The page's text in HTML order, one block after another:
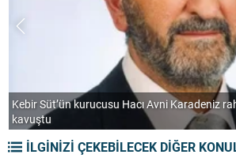
Serdal Adalı’dan gündemi sarsan Salah
İLGİNİZİ ÇEKEBİLECEK DİĞER